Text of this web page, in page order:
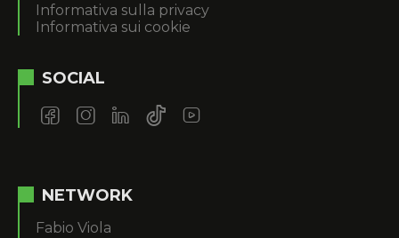
Informativa sulla privacy
Informativa sui cookie
SOCIAL
NETWORK
Fabio Viola